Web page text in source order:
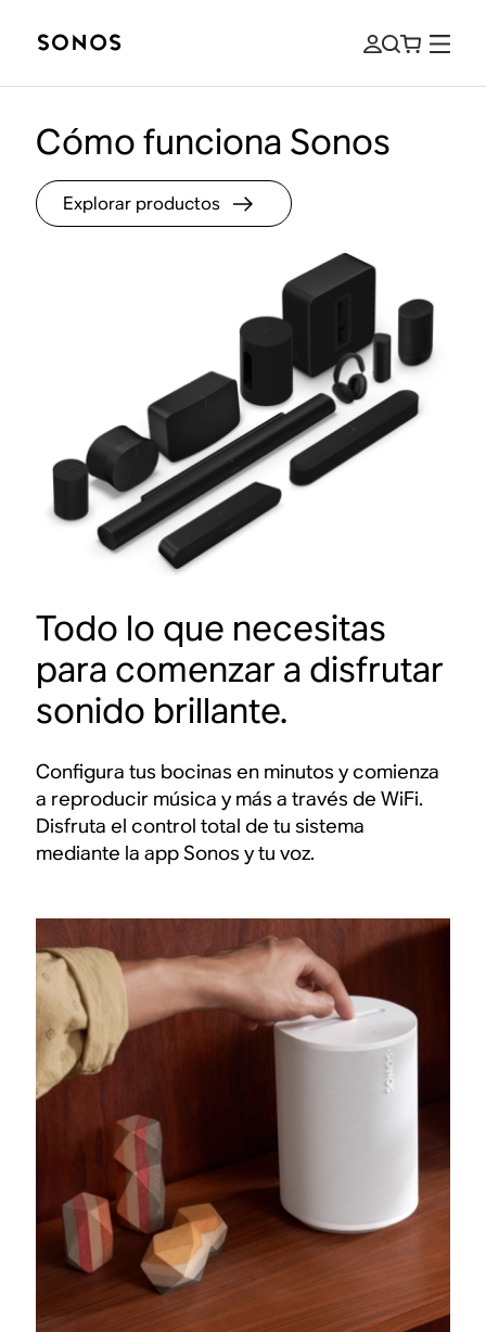
Cómo funciona Sonos
Explorar productos
Todo lo que necesitas
para comenzar a disfrutar
sonido brillante.
Configura tus bocinas en minutos y comienza
a reproducir música y más a través de WiFi.
Disfruta el control total de tu sistema
mediante la app Sonos y tu voz.